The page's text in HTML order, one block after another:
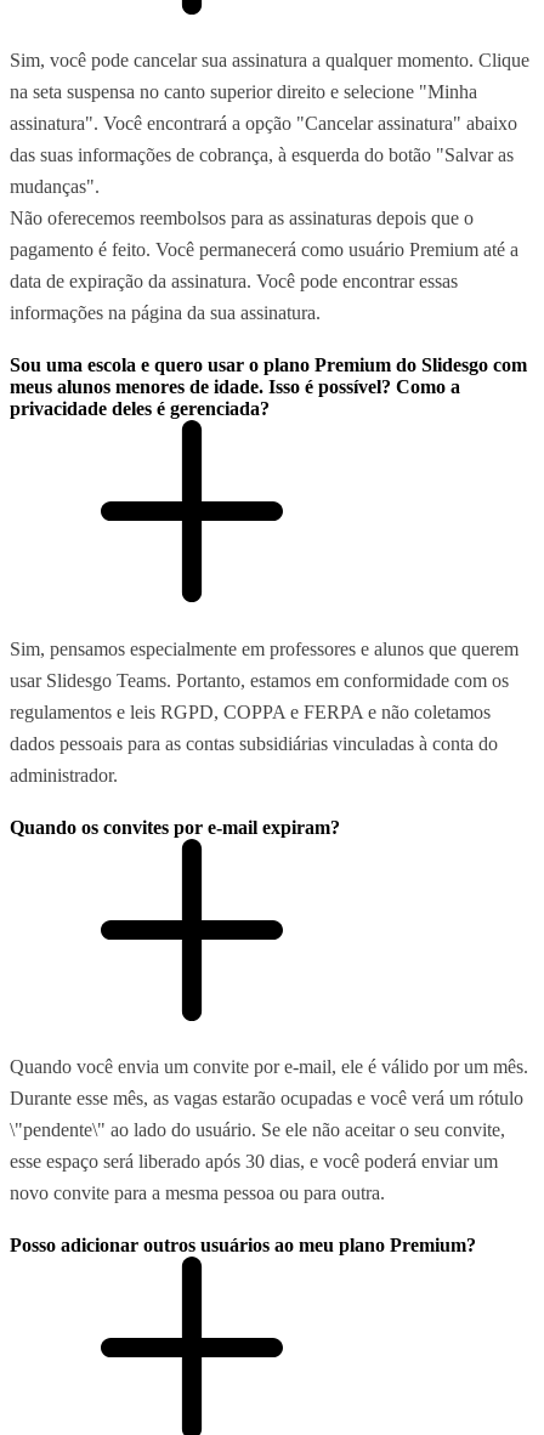
Sim, você pode cancelar sua assinatura a qualquer momento. Clique
na seta suspensa no canto superior direito e selecione "Minha
assinatura". Você encontrará a opção "Cancelar assinatura" abaixo
das suas informações de cobrança, à esquerda do botão "Salvar as
mudanças".
Não oferecemos reembolsos para as assinaturas depois que o
pagamento é feito. Você permanecerá como usuário Premium até a
data de expiração da assinatura. Você pode encontrar essas
informações na página da sua assinatura.
Sou uma escola e quero usar o plano Premium do Slidesgo com
meus alunos menores de idade. Isso é possível? Como a
privacidade deles é gerenciada?
Sim, pensamos especialmente em professores e alunos que querem
usar Slidesgo Teams. Portanto, estamos em conformidade com os
regulamentos e leis RGPD, COPPA e FERPA e não coletamos
dados pessoais para as contas subsidiárias vinculadas à conta do
administrador.
Quando os convites por e-mail expiram?
Quando você envia um convite por e-mail, ele é válido por um mês.
Durante esse mês, as vagas estarão ocupadas e você verá um rótulo
\"pendente\" ao lado do usuário. Se ele não aceitar o seu convite,
esse espaço será liberado após 30 dias, e você poderá enviar um
novo convite para a mesma pessoa ou para outra.
Posso adicionar outros usuários ao meu plano Premium?